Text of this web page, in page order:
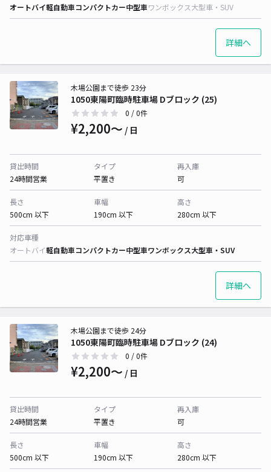
オートバイ軽自動車コンパクトカー中型車ワンボックス大型車・SUV
詳細へ
1050東陽町臨時駐車場 Dブロック (25)
木場公園まで徒歩 23分
0 / 0件
¥2,200〜 / 日
貸出時間
24時間営業
タイプ
平置き
再入庫
可
長さ
500cm 以下
車幅
190cm 以下
高さ
280cm 以下
対応車種
オートバイ軽自動車コンパクトカー中型車ワンボックス大型車・SUV
詳細へ
1050東陽町臨時駐車場 Dブロック (24)
木場公園まで徒歩 24分
0 / 0件
¥2,200〜 / 日
貸出時間
24時間営業
タイプ
平置き
再入庫
可
長さ
500cm 以下
車幅
190cm 以下
高さ
280cm 以下